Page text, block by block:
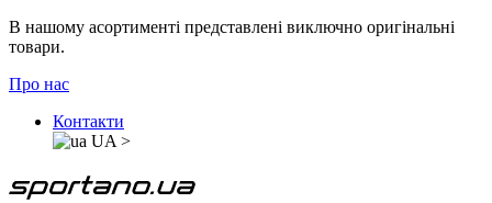
В нашому асортименті представлені виключно оригінальні
товари.
Про нас
Контакти
UA >